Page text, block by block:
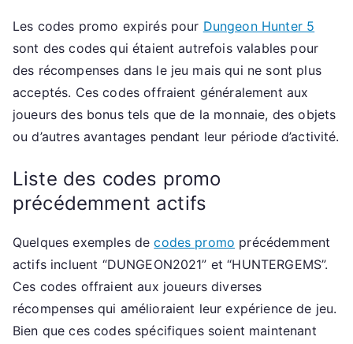
Les codes promo expirés pour Dungeon Hunter 5
sont des codes qui étaient autrefois valables pour
des récompenses dans le jeu mais qui ne sont plus
acceptés. Ces codes offraient généralement aux
joueurs des bonus tels que de la monnaie, des objets
ou d’autres avantages pendant leur période d’activité.
Liste des codes promo
précédemment actifs
Quelques exemples decodes promo précédemment
actifs incluent “DUNGEON2021” et “HUNTERGEMS”.
Ces codes offraient aux joueurs diverses
récompenses qui amélioraient leur expérience de jeu.
Bien que ces codes spécifiques soient maintenant